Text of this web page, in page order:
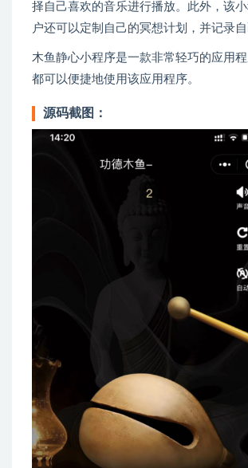
择自己喜欢的音乐进行播放。此外，该
户还可以定制自己的冥想计划，并记录
木鱼静心小程序是一款非常轻巧的应用
都可以便捷地使用该应用程序。
源码截图：